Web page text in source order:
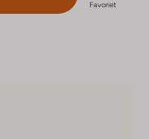
Favoriet